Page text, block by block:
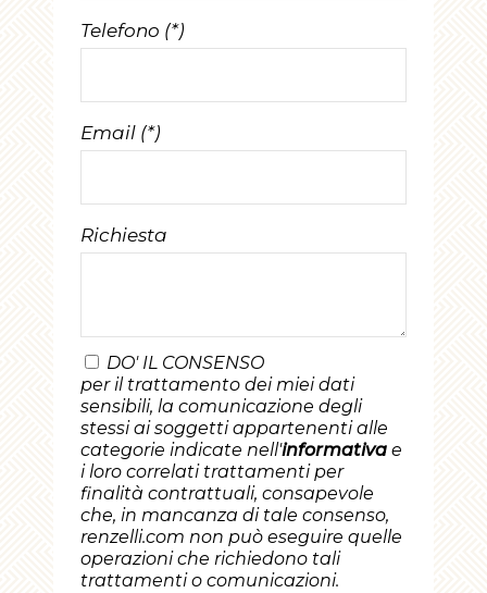
Telefono (*)
Email (*)
Richiesta
DO' IL CONSENSO
per il trattamento dei miei dati
sensibili, la comunicazione degli
stessi ai soggetti appartenenti alle
categorie indicate nell'informativa e
i loro correlati trattamenti per
finalità contrattuali, consapevole
che, in mancanza di tale consenso,
renzelli.com non può eseguire quelle
operazioni che richiedono tali
trattamenti o comunicazioni.